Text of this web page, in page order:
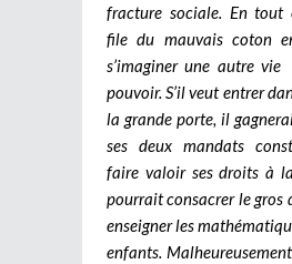
fracture sociale. En tout
file du mauvais coton
s’imaginer une autre
pouvoir. S’il veut entrer
la grande porte, il
ses deux mandats
faire valoir ses droits à
pourrait consacrer le gros
enseigner les
enfants.